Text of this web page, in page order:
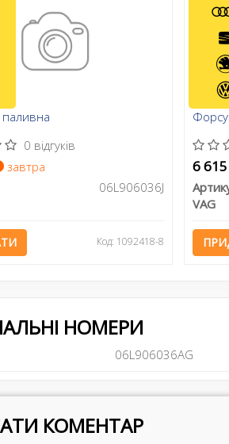
0 відгуків
завтра
06L906036J
Код: 1092418-8
6 615
VAG
НОМЕРИ
06L906036AG
КОМЕНТАР